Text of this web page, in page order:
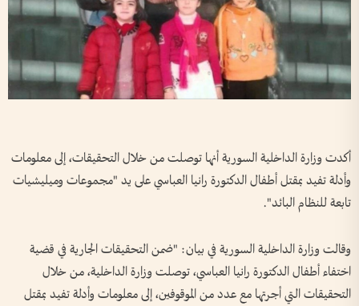
أكدت وزارة الداخلية السورية أنها توصلت من خلال التحقيقات، إلى معلومات
وأدلة تفيد بمقتل أطفال الدكتورة رانيا العباسي على يد "مجموعات وميليشيات
تابعة للنظام البائد".
وقالت وزارة الداخلية السورية في بيان: "ضمن التحقيقات الجارية في قضية
اختفاء أطفال الدكتورة رانيا العباسي، توصلت وزارة الداخلية، من خلال
التحقيقات التي أجرتها مع عدد من الموقوفين، إلى معلومات وأدلة تفيد بمقتل